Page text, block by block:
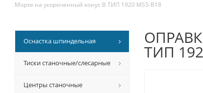
Морзе на укороченный конус В ТИП 1920 MS5-B18
ТИП
Оснастка шпиндельная
Тиски станочные/слесарные
Центры станочные